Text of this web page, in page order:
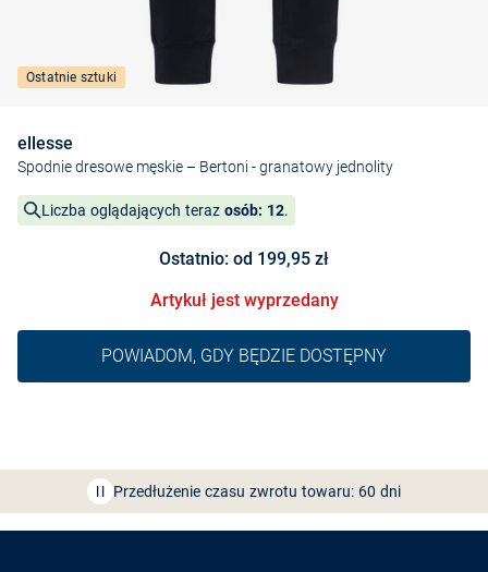
Ostatnie sztuki
ellesse
Spodnie dresowe męskie – Bertoni - granatowy jednolity
Liczba oglądających teraz osób: 12.
Ostatnio: od 199,95 zł
Artykuł jest wyprzedany
POWIADOM, GDY BĘDZIE DOSTĘPNY
Przedłużenie czasu zwrotu towaru: 60 dni
Odkryj aplikację VANGRAAF